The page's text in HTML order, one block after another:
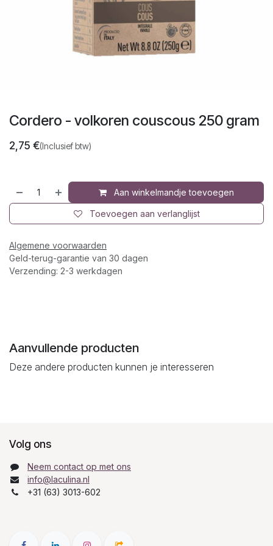
Cordero - volkoren couscous 250 gram
2,75 €(Inclusief btw)
Aan winkelmandje toevoegen
Toevoegen aan verlanglijst
Algemene voorwaarden
Geld-terug-garantie van 30 dagen
Verzending: 2-3 werkdagen
Aanvullende producten
Deze andere producten kunnen je interesseren
Volg ons
Neem contact op met ons
info@laculina.nl
+31 (63) 3013-602